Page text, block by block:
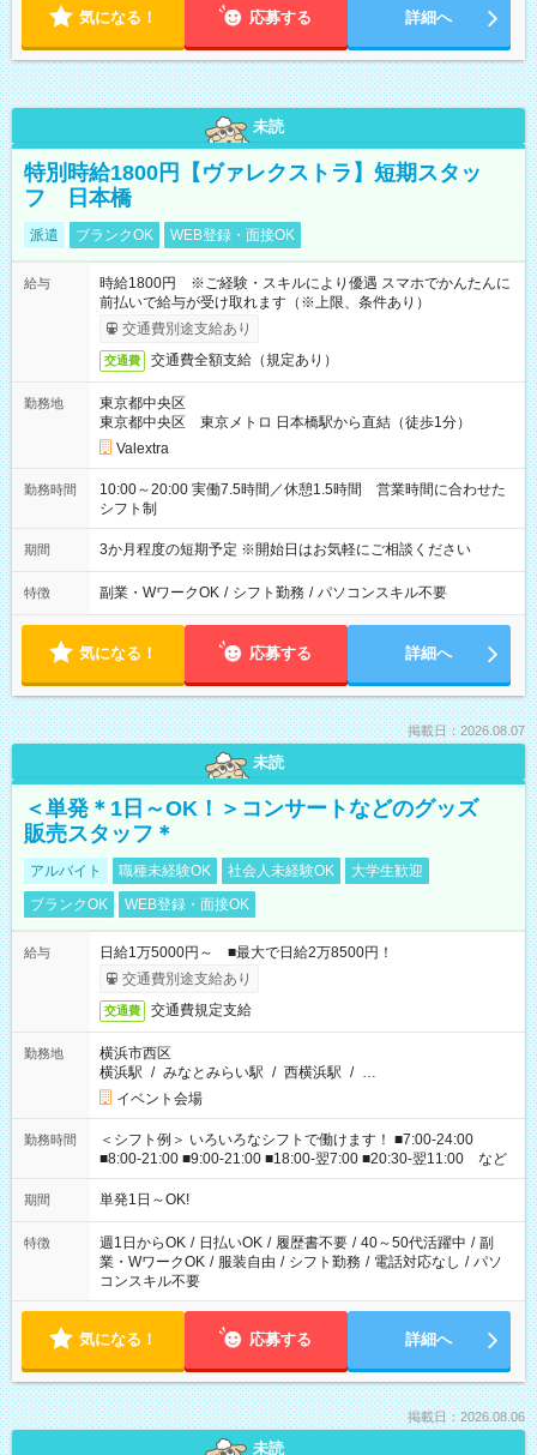
気になる！ 応募する 詳細へ
未読
特別時給1800円【ヴァレクストラ】短期スタッ
フ 日本橋
派遣 ブランクOK WEB登録・面接OK
給与
時給1800円 ※ご経験・スキルにより優遇 スマホでかんたんに
前払いで給与が受け取れます（※上限、条件あり）
交通費別途支給あり
交通費 交通費全額支給（規定あり）
勤務地
東京都中央区
東京都中央区 東京メトロ 日本橋駅から直結（徒歩1分）
Valextra
勤務時間
10:00～20:00 実働7.5時間／休憩1.5時間 営業時間に合わせた
シフト制
期間 3か月程度の短期予定 ※開始日はお気軽にご相談ください
特徴 副業・WワークOK / シフト勤務 / パソコンスキル不要
気になる！ 応募する 詳細へ
掲載日：2026.08.07
未読
＜単発＊1日～OK！＞コンサートなどのグッズ
販売スタッフ＊
アルバイト 職種未経験OK 社会人未経験OK
大学生歓迎
ブランクOK
WEB登録・面接OK
給与
日給1万5000円～ ■最大で日給2万8500円！
交通費別途支給あり
交通費 交通費規定支給
勤務地
横浜市西区
横浜駅 / みなとみらい駅 / 西横浜駅 / …
イベント会場
勤務時間
＜シフト例＞ いろいろなシフトで働けます！ ■7:00-24:00
■8:00-21:00 ■9:00-21:00 ■18:00-翌7:00 ■20:30-翌11:00 など
期間 単発1日～OK!
特徴 週1日からOK / 日払いOK / 履歴書不要 / 40～50代活躍中 / 副
業・WワークOK / 服装自由 / シフト勤務 / 電話対応なし / パソ
コンスキル不要
気になる！ 応募する 詳細へ
掲載日：2026.08.06
未読